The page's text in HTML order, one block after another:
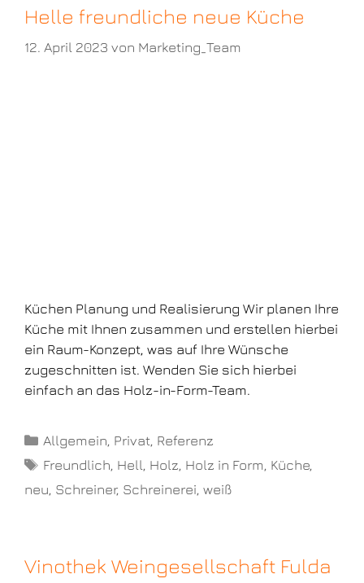
Helle freundliche neue Küche
12. April 2023 von Marketing_Team
Küchen Planung und Realisierung Wir planen Ihre
Küche mit Ihnen zusammen und erstellen hierbei
ein Raum-Konzept, was auf Ihre Wünsche
zugeschnitten ist. Wenden Sie sich hierbei
einfach an das Holz-in-Form-Team.
Allgemein, Privat, Referenz
Freundlich, Hell, Holz, Holz in Form, Küche,
neu, Schreiner, Schreinerei, weiß
Vinothek Weingesellschaft Fulda